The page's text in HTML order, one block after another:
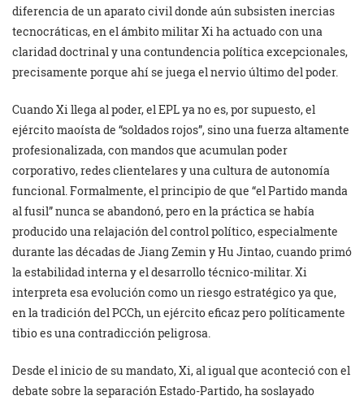
diferencia de un aparato civil donde aún subsisten inercias
tecnocráticas, en el ámbito militar Xi ha actuado con una
claridad doctrinal y una contundencia política excepcionales,
precisamente porque ahí se juega el nervio último del poder.
Cuando Xi llega al poder, el EPL ya no es, por supuesto, el
ejército maoísta de “soldados rojos”, sino una fuerza altamente
profesionalizada, con mandos que acumulan poder
corporativo, redes clientelares y una cultura de autonomía
funcional. Formalmente, el principio de que “el Partido manda
al fusil” nunca se abandonó, pero en la práctica se había
producido una relajación del control político, especialmente
durante las décadas de Jiang Zemin y Hu Jintao, cuando primó
la estabilidad interna y el desarrollo técnico-militar. Xi
interpreta esa evolución como un riesgo estratégico ya que,
en la tradición del PCCh, un ejército eficaz pero políticamente
tibio es una contradicción peligrosa.
Desde el inicio de su mandato, Xi, al igual que aconteció con el
debate sobre la separación Estado-Partido, ha soslayado